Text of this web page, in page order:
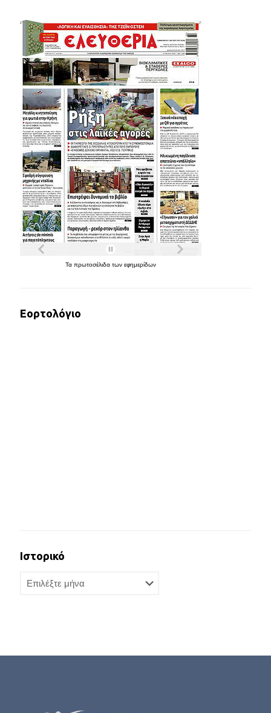
Τα πρωτοσέλιδα των εφημερίδων
Εορτολόγιο
Ιστορικό